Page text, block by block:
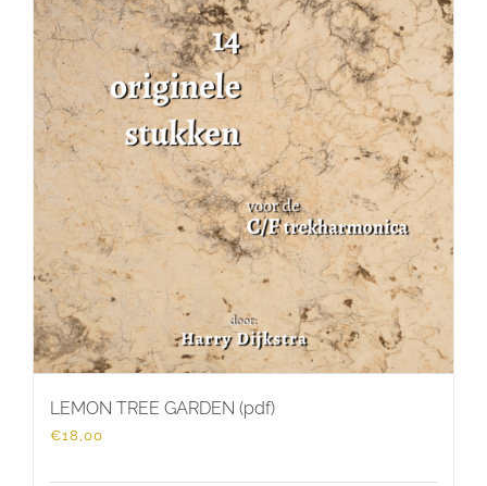
LEMON TREE GARDEN (pdf)
€18,00